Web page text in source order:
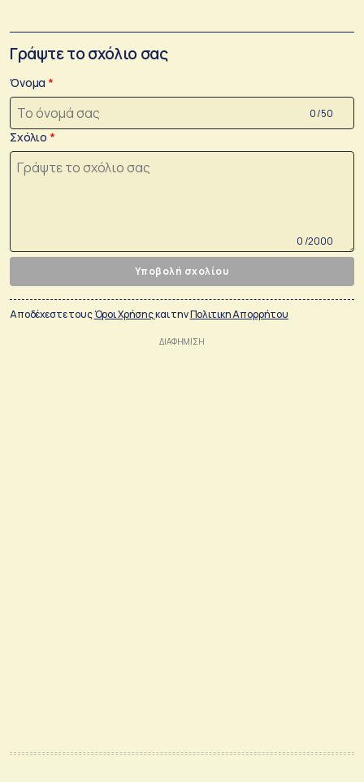
Γράψτε το σχόλιο σας
Όνομα
0 /50
Σχόλιο
0 /2000
Υποβολή σχολίου
Αποδέχεστε τουςΌροι Χρήσηςκαι τηνΠολιτικη Απορρήτου